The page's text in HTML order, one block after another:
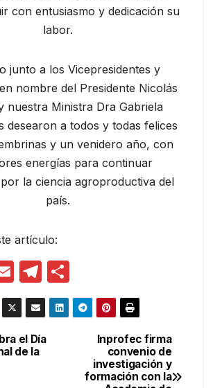
con entusiasmo y dedicación su
labor.
junto a los Vicepresidentes y
nombre del Presidente Nicolás
nuestra Ministra Dra Gabriela
desearon a todos y todas felices
y un venidero año, con
energías para continuar
la ciencia agroproductiva del
país.
artículo:
E
m
ail
T
el
e
gr
o
m
tir
Inprofec firma
convenio de
investigación y
formación con la
el Día
de la